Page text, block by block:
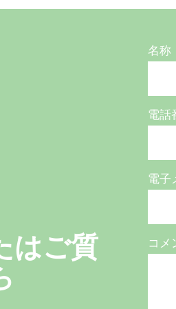
はご質
名称
電話
電子
コメ